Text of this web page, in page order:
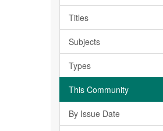
Titles
Subjects
Types
This Community
By Issue Date